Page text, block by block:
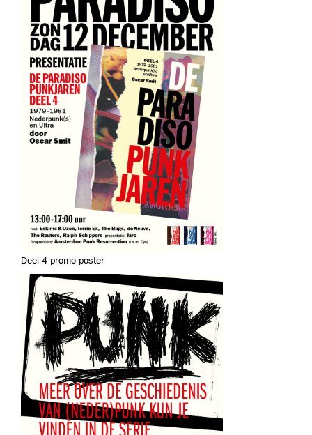
Deel 4 promo poster